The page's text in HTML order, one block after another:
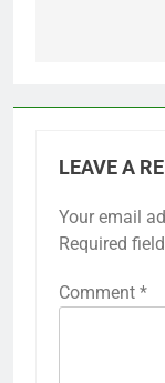
LEAVE A
Your email
Required
Comment *